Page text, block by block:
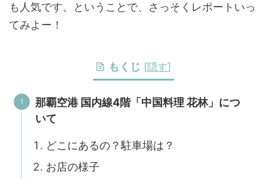
も人気です。ということで、さっそくレポートいっ
てみよー！
もくじ [隠す]
那覇空港 国内線4階「中国料理 花林」につ
いて
どこにあるの？駐車場は？
お店の様子